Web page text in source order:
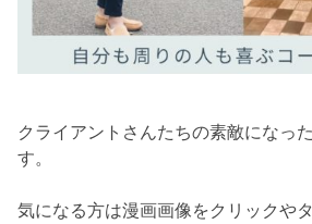
クライアントさんたちの素敵になっ
す。
気になる方は漫画画像をクリックや